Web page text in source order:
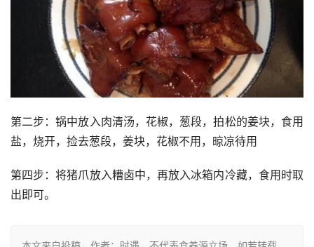
第二步：锅中放入肉清汤，花椒，葱段，拍松的姜块，食用
盐，烧开，捡去葱段，姜块，花椒不用，晾凉待用
第四步：将猪爪放入糟卤中，再放入冰箱内冷藏，食用时取
出即可。